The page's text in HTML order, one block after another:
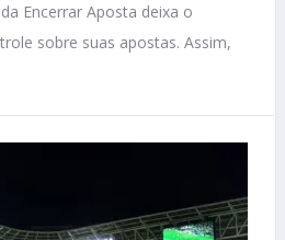
Encerrar Aposta deixa o
sobre suas apostas. Assim,